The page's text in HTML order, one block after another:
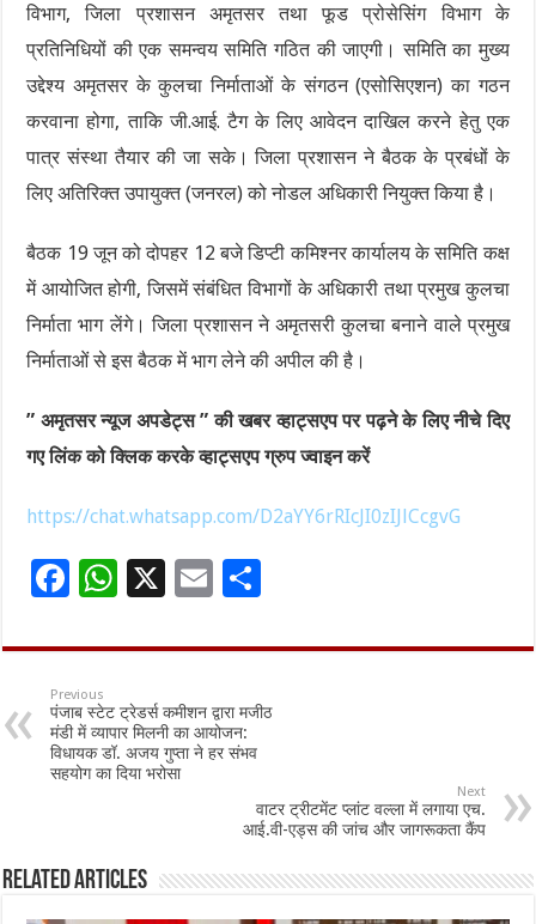
विभाग, जिला प्रशासन अमृतसर तथा फूड प्रोसेसिंग विभाग के
प्रतिनिधियों की एक समन्वय समिति गठित की जाएगी। समिति का मुख्य
उद्देश्य अमृतसर के कुलचा निर्माताओं के संगठन (एसोसिएशन) का गठन
करवाना होगा, ताकि जी.आई. टैग के लिए आवेदन दाखिल करने हेतु एक
पात्र संस्था तैयार की जा सके। जिला प्रशासन ने बैठक के प्रबंधों के
लिए अतिरिक्त उपायुक्त (जनरल) को नोडल अधिकारी नियुक्त किया है।
बैठक 19 जून को दोपहर 12 बजे डिप्टी कमिश्नर कार्यालय के समिति कक्ष
में आयोजित होगी, जिसमें संबंधित विभागों के अधिकारी तथा प्रमुख कुलचा
निर्माता भाग लेंगे। जिला प्रशासन ने अमृतसरी कुलचा बनाने वाले प्रमुख
निर्माताओं से इस बैठक में भाग लेने की अपील की है।
” अमृतसर न्यूज अपडेट्स ” की खबर व्हाट्सएप पर पढ़ने के लिए नीचे दिए
गए लिंक को क्लिक करके व्हाट्सएप ग्रुप ज्वाइन करें
https://chat.whatsapp.com/D2aYY6rRIcJI0zIJlCcgvG
F
e
b
o
o
W
at
sA
p
p
X
E
ai ar
e
Previous
पंजाब स्टेट ट्रेडर्स कमीशन द्वारा मजीठ
मंडी में व्यापार मिलनी का आयोजन:
विधायक डॉ. अजय गुप्ता ने हर संभव
सहयोग का दिया भरोसा
Next
वाटर ट्रीटमेंट प्लांट वल्ला में लगाया एच.
आई.वी-एड्स की जांच और जागरूकता कैंप
Related Articles